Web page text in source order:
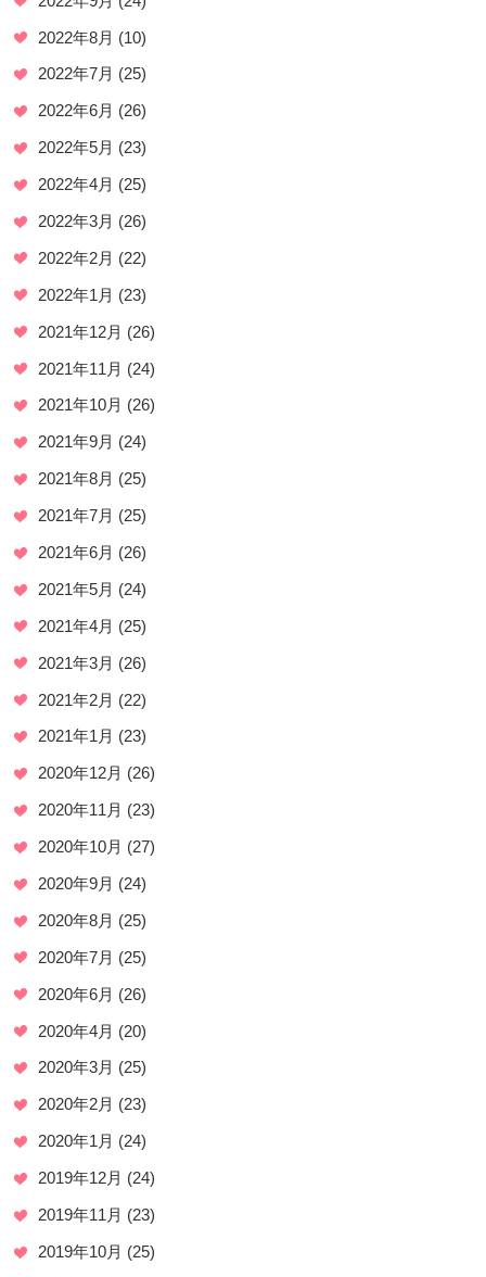
2022年8月 (10)
2022年7月 (25)
2022年6月 (26)
2022年5月 (23)
2022年4月 (25)
2022年3月 (26)
2022年2月 (22)
2022年1月 (23)
2021年12月 (26)
2021年11月 (24)
2021年10月 (26)
2021年9月 (24)
2021年8月 (25)
2021年7月 (25)
2021年6月 (26)
2021年5月 (24)
2021年4月 (25)
2021年3月 (26)
2021年2月 (22)
2021年1月 (23)
2020年12月 (26)
2020年11月 (23)
2020年10月 (27)
2020年9月 (24)
2020年8月 (25)
2020年7月 (25)
2020年6月 (26)
2020年4月 (20)
2020年3月 (25)
2020年2月 (23)
2020年1月 (24)
2019年12月 (24)
2019年11月 (23)
2019年10月 (25)